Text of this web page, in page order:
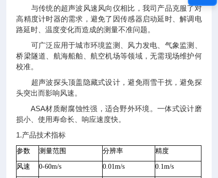
与传统的超声波风速风向仪相比，我司产品克服了对
高精度计时器的需求，避免了因传感器启动延时、解调电
路延时、温度变化而造成的测量不准问题。
可广泛应用于城市环境监测、风力发电、气象监测、
桥梁隧道、航海船舶、航空机场等领域，无需现场维护何
校准。
超声波探头顶盖隐藏式设计，避免雨雪干扰，避免探
头突出而影响风速。
ASA材质耐腐蚀性强，适合野外环境。一体式设计磨
损小、使用寿命长、响应速度快。
1.产品技术指标
参数 测量范围 分辨率 精度
风速 0-60m/s 0.01m/s 0.1m/s